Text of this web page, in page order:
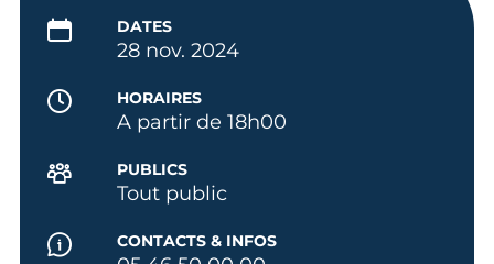
DATES
28 nov. 2024
HORAIRES
A partir de 18h00
PUBLICS
Tout public
CONTACTS & INFOS